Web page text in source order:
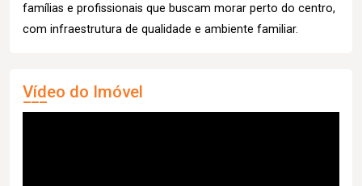
famílias e profissionais que buscam morar perto do centro,
com infraestrutura de qualidade e ambiente familiar.
Vídeo do Imóvel